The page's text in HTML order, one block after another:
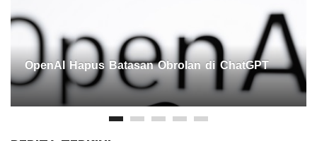
OpenAI Hapus Batasan Obrolan di ChatGPT